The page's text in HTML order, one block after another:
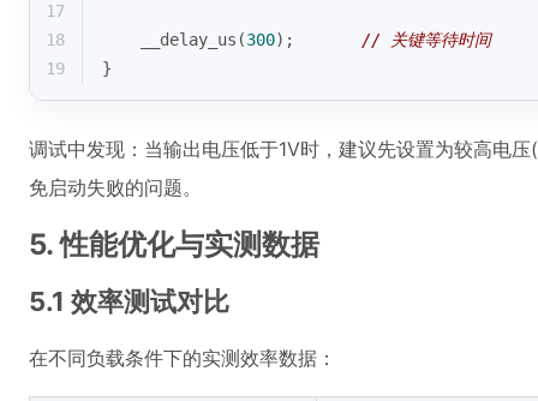
17
18
    __delay_us(
300); // 关键等待时间
19
}
调试中发现：当输出电压低于1V时，建议先设置为较高电
免启动失败的问题。
5. 性能优化与实测数据
5.1 效率测试对比
在不同负载条件下的实测效率数据：